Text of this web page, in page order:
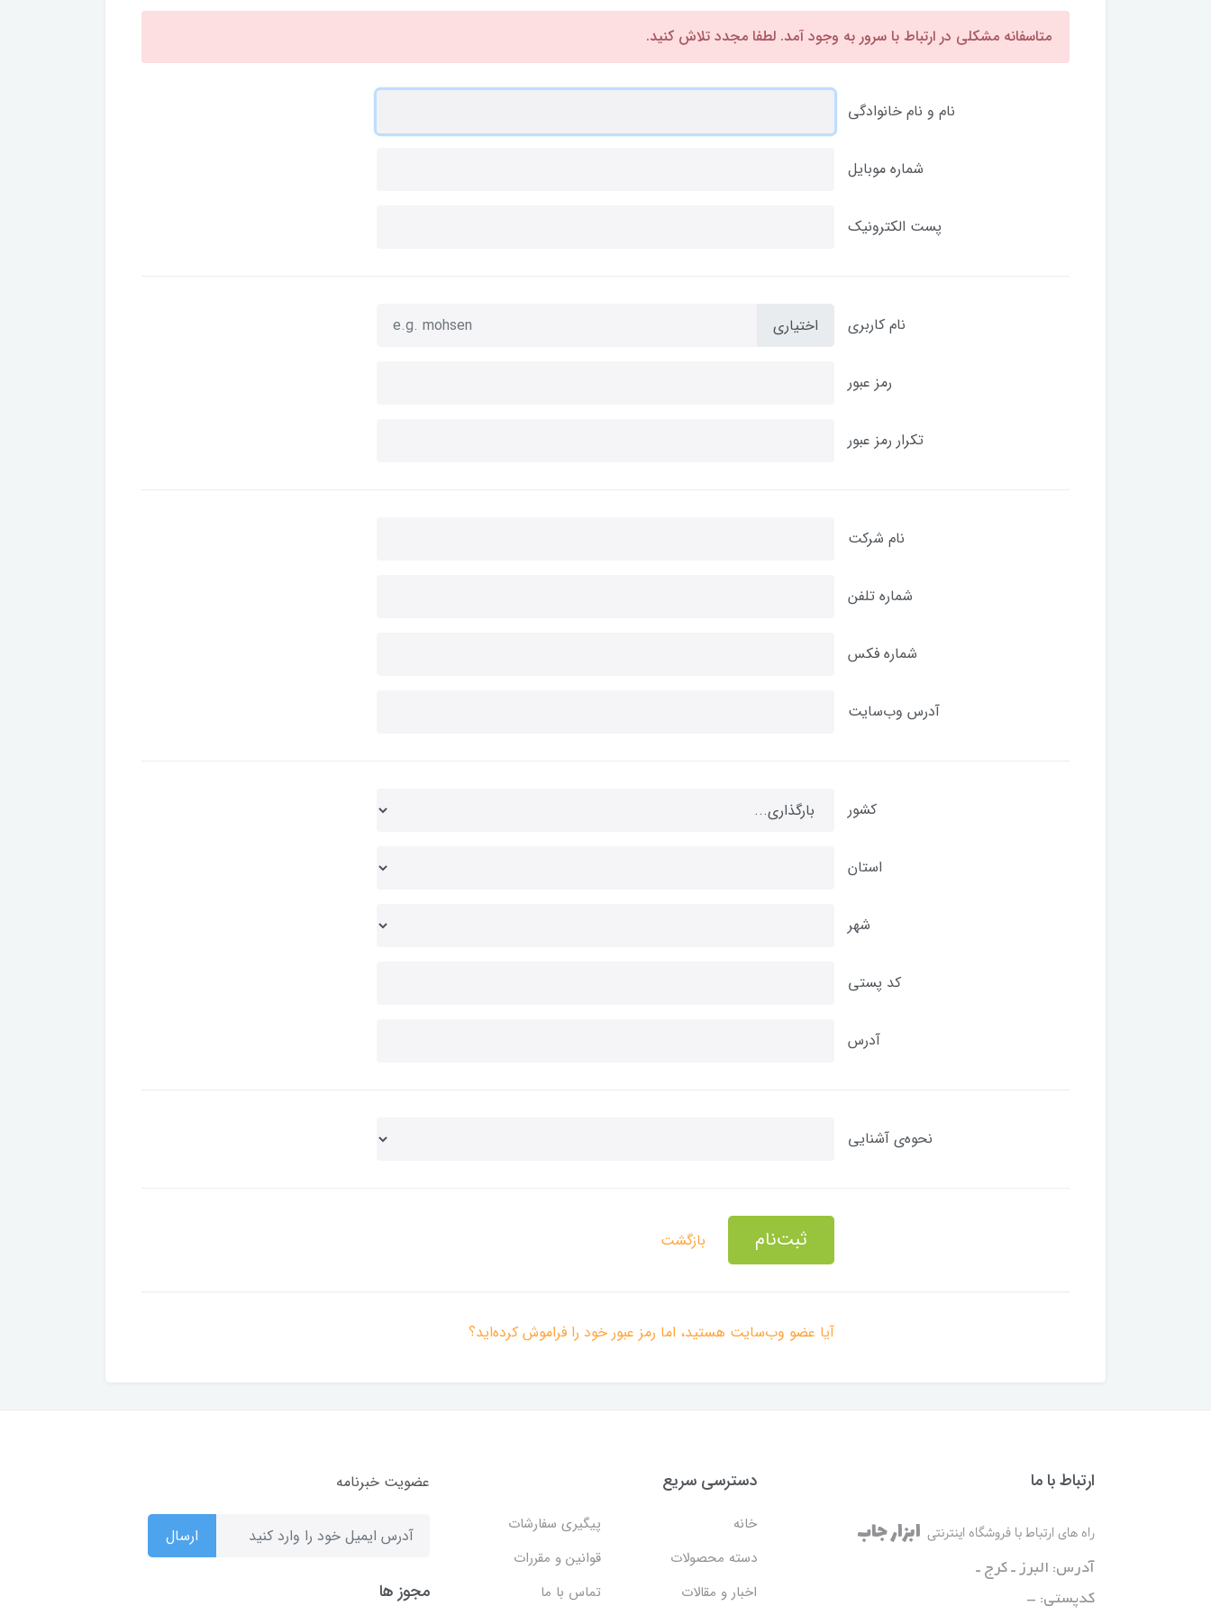
متاسفانه مشکلی در ارتباط با سرور به وجود آمد. لطفا مجدد تلاش کنید.
نام و نام خانوادگی
شماره موبایل
پست الکترونیک
نام کاربری اختیاری
رمز عبور
تکرار رمز عبور
نام شرکت
شماره تلفن
شماره فکس
آدرس وب‌سایت
کشور
استان
شهر
کد پستی
آدرس
نحوه‌ی آشنایی
ثبت‌نام بازگشت
آیا عضو وب‌سایت هستید، اما رمز عبور خود را فراموش کرده‌اید؟
ارتباط با ما
راه های ارتباط با فروشگاه اینترنتی ابزار جاب
آدرس: البرز ـ کرج ـ
کدپستی: -
دسترسی سریع
خانه
پیگیری سفارشات
دسته محصولات
قوانین و مقررات
اخبار و مقالات
تماس با ما
عضویت خبرنامه
ارسال
مجوز ها